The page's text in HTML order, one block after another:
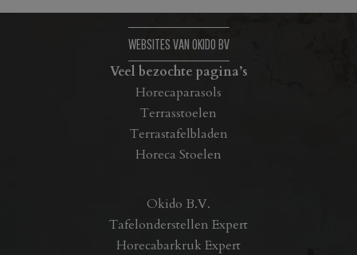
WEBSITES VAN OKIDO BV
Veel bezochte pagina’s
Horecaparasols
Terrasstoelen
Terrastafelbladen
Horeca Stoelen
Okido B.V.
Tafelonderstellen Expert
Horecabarkruk Expert